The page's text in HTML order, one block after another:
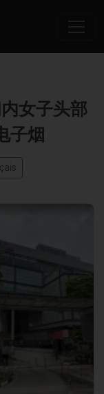
女子头部
子烟